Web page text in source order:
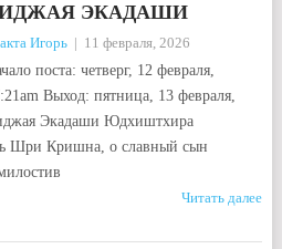
ЭКАДАШИ
Игорь | 11 февраля, 2026
поста: четверг, 12 февраля,
Выход: пятница, 13 февраля,
Экадаши Юдхиштхира
Шри Кришна, о славный сын
Читать далее